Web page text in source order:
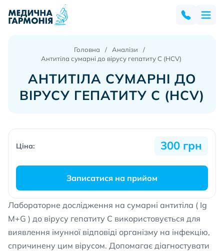
Головна
Аналізи
Антитіла сумарні до вірусу гепатиту С (HCV)
АНТИТІЛА СУМАРНІ ДО
ВІРУСУ ГЕПАТИТУ С (HCV)
Лабораторне дослідження на сумарні антитіла ( Ig
M+G ) до вірусу гепатиту С використовується для
виявлення імунної відповіді організму на інфекцію,
спричинену цим вірусом. Допомагає діагностувати
Ціна: 300 грн
Записатися на прийом